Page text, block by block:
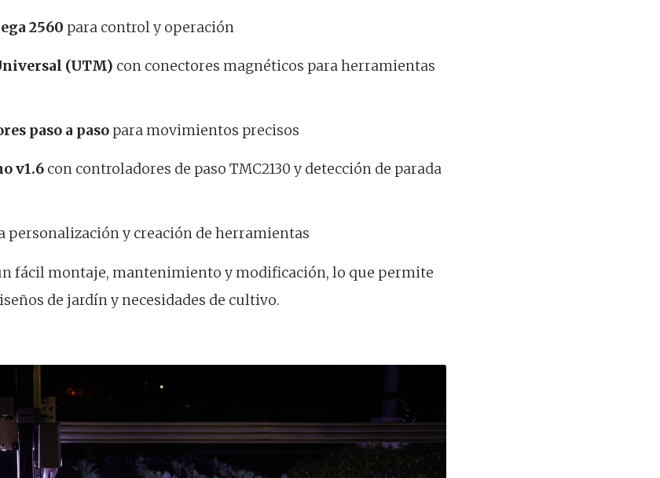
2560 para control y operación
(UTM) con conectores magnéticos para herramientas
paso a paso para movimientos precisos
v1.6 con controladores de paso TMC2130 y detección de parada
personalización y creación de herramientas
fácil montaje, mantenimiento y modificación, lo que permite
de jardín y necesidades de cultivo.